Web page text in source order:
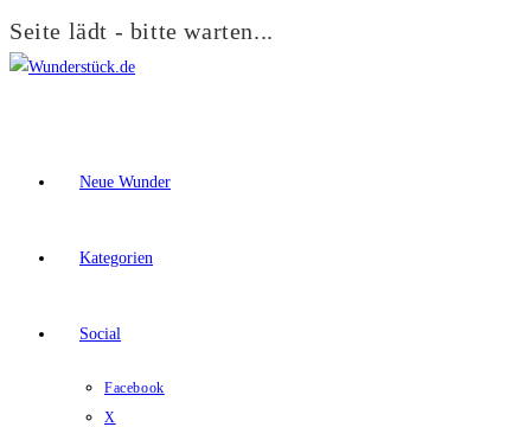
Seite lädt - bitte warten...
Zum
Neue Wunder
Kategorien
Social
Facebook
X